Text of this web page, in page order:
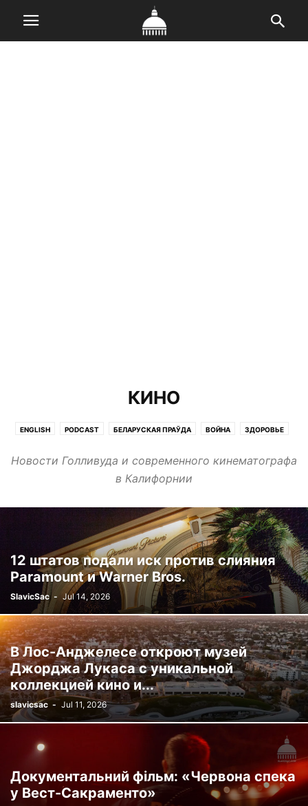
КИНО
ENGLISH PODCAST БЕЛАРУСКАЯ ПРАЎДА ВОЙНА ЗДОРОВЬЕ
НЕДВИЖИМОСТЬ НОВИНИ НОВОСТИ ПОГОДА РАБОТА
РЕКЛАМА СТАРТАПЫ
Новости Голливуда и современного кинематографа
в Калифорнии
12 штатов подали иск против слияния
Paramount и Warner Bros.
SlavicSac - Jul 14, 2026
В Лос-Анджелесе откроют музей
Джорджа Лукаса с уникальной
коллекцией кино и...
slavicsac - Jul 11, 2026
Документальний фільм: «Червона спека
у Вест-Сакраменто»